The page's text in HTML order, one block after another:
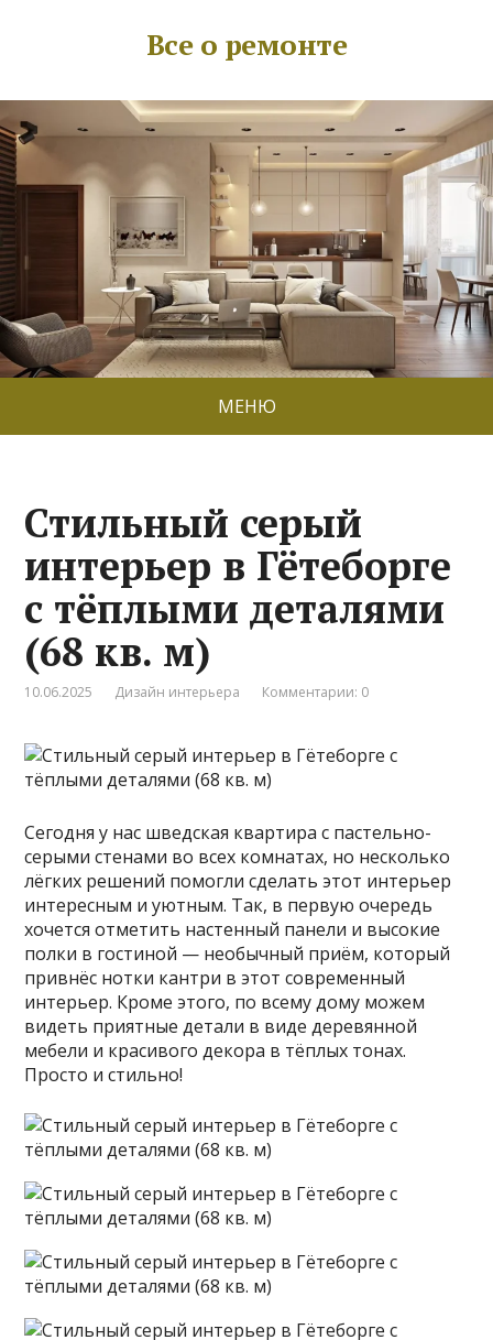
Все о ремонте
МЕНЮ
Стильный серый
интерьер в Гётеборге
с тёплыми деталями
(68 кв. м)
10.06.2025 Дизайн интерьера Комментарии: 0
Сегодня у нас шведская квартира с пастельно-
серыми стенами во всех комнатах, но несколько
лёгких решений помогли сделать этот интерьер
интересным и уютным. Так, в первую очередь
хочется отметить настенный панели и высокие
полки в гостиной — необычный приём, который
привнёс нотки кантри в этот современный
интерьер. Кроме этого, по всему дому можем
видеть приятные детали в виде деревянной
мебели и красивого декора в тёплых тонах.
Просто и стильно!